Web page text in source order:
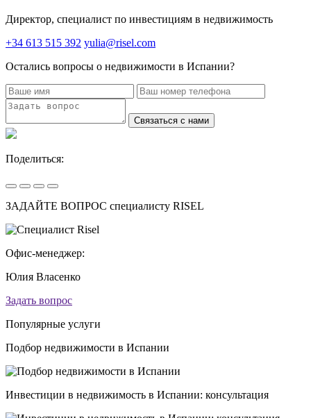
Директор, специалист по инвестициям в недвижимость
+34 613 515 392 yulia@risel.com
Остались вопросы о недвижимости в Испании?
Связаться с нами
Поделиться:
ЗАДАЙТЕ ВОПРОС специалисту RISEL
Офис-менеджер:
Юлия Власенко
Задать вопрос
Популярные услуги
Подбор недвижимости в Испании
Инвестиции в недвижимость в Испании: консультация